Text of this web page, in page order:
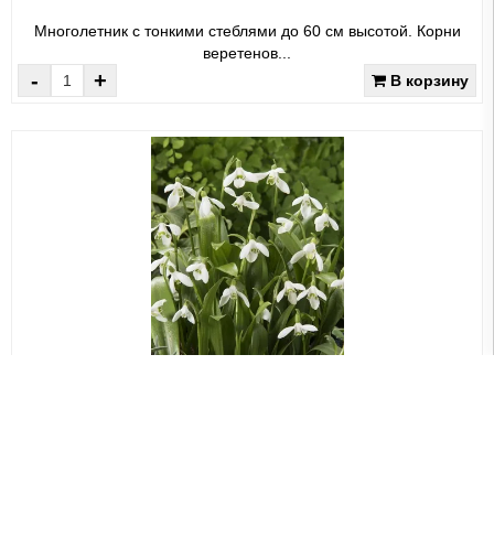
Многолетник с тонкими стеблями до 60 см высотой. Корни
веретенов...
- + В корзину